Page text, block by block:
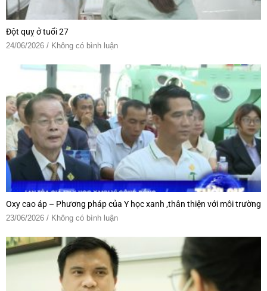
Đột quỵ ở tuổi 27
24/06/2026 Không có bình luận
Oxy cao áp – Phương pháp của Y học xanh ,thân thiện với môi trường
23/06/2026 Không có bình luận